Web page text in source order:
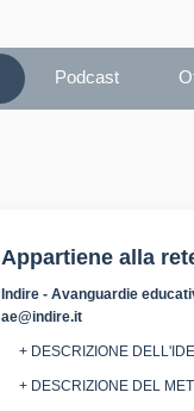
Podcast
Appartiene alla
Indire - Avanguardie
ae@indire.it
+ DESCRIZIONE
+ DESCRIZIONE DEL